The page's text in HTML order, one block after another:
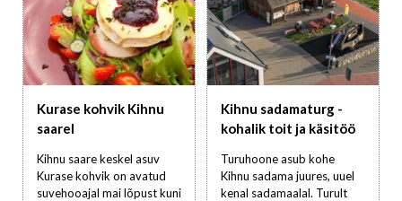
Kurase kohvik Kihnu
saarel
Kihnu saare keskel asuv
Kurase kohvik on avatud
suvehooajal mai lõpust kuni
Kihnu sadamaturg -
kohalik toit ja käsitöö
Turuhoone asub kohe
Kihnu sadama juures, uuel
kenal sadamaalal. Turult